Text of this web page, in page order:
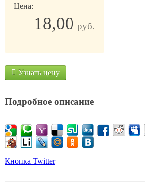
Цена:
18,00 руб.
Узнать цену
Подробное описание
Кнопка Twitter